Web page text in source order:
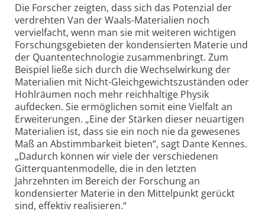
Die Forscher zeigten, dass sich das Potenzial der
verdrehten Van der Waals-Materialien noch
vervielfacht, wenn man sie mit weiteren wichtigen
Forschungs­gebieten der kondensierten Materie und
der Quanten­technologie zusammenbringt. Zum
Beispiel ließe sich durch die Wechsel­wirkung der
Materialien mit Nicht-Gleichgewichtszuständen oder
Hohlräumen noch mehr reichhaltige Physik
aufdecken. Sie ermöglichen somit eine Vielfalt an
Erweiterungen. „Eine der Stärken dieser neuartigen
Materialien ist, dass sie ein noch nie da gewesenes
Maß an Abstimm­barkeit bieten“, sagt Dante Kennes.
„Dadurch können wir viele der verschiedenen
Gitterquanten­modelle, die in den letzten
Jahrzehnten im Bereich der Forschung an
kondensierter Materie in den Mittelpunkt gerückt
sind, effektiv realisieren.“